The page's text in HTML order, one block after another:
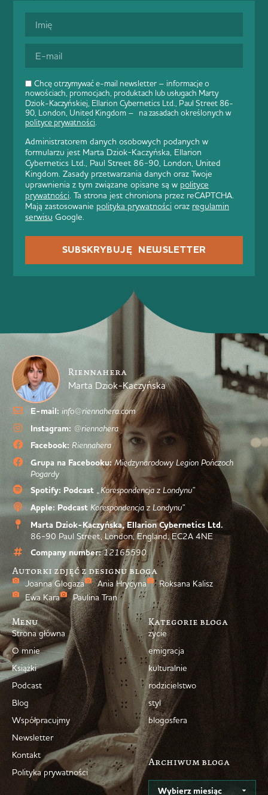
Chcę otrzymywać e-mail newsletter – informacje o
nowościach, promocjach, produktach lub usługach Marty
Dziok-Kaczyńskiej, Ellarion Cybernetics Ltd., Paul Street 86-
90, London, United Kingdom – na zasadach określonych w
polityce prywatności.
Administratorem danych osobowych podanych w
formularzu jest Marta Dziok-Kaczyńska, Ellarion
Cybernetics Ltd., Paul Street 86-90, London, United
Kingdom. Zasady przetwarzania danych oraz Twoje
uprawnienia z tym związane opisane są w polityce
prywatności. Ta strona jest chroniona przez reCAPTCHA.
Mają zastosowanie polityka prywatności oraz regulamin
serwisu Google.
SUBSKRYBUJĘ NEWSLETTER
Riennahera
Marta Dziok-Kaczyńska
E-mail: info@riennahera.com
Instagram: @riennahera
Facebook: Riennahera
Grupa na Facebooku: Międzynarodowy Legion Pończoch
Pogardy
Spotify: Podcast „Korespondencja z Londynu”
Apple: Podcast Korespondencja z Londynu”
Marta Dziok-Kaczyńska, Ellarion Cybernetics Ltd.
86-90 Paul Street, London, England, EC2A 4NE
Company number: 12165590
Autorki zdjęć z designu bloga
Joanna Glogaza Ania Hrycyna
Roksana Kalisz
Ewa Kara
Paulina Tran
Menu
Strona główna
O mnie
Książki
Podcast
Blog
Współpracujmy
Newsletter
Kontakt
Polityka prywatności
Kategorie bloga
życie
emigracja
kulturalnie
rodzicielstwo
styl
blogosfera
Archiwum bloga